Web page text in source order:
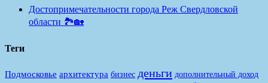
Достопримечательности города Реж Свердловской
области 🏞️🏡
Теги
Подмосковье архитектура бизнес деньги дополнительный доход